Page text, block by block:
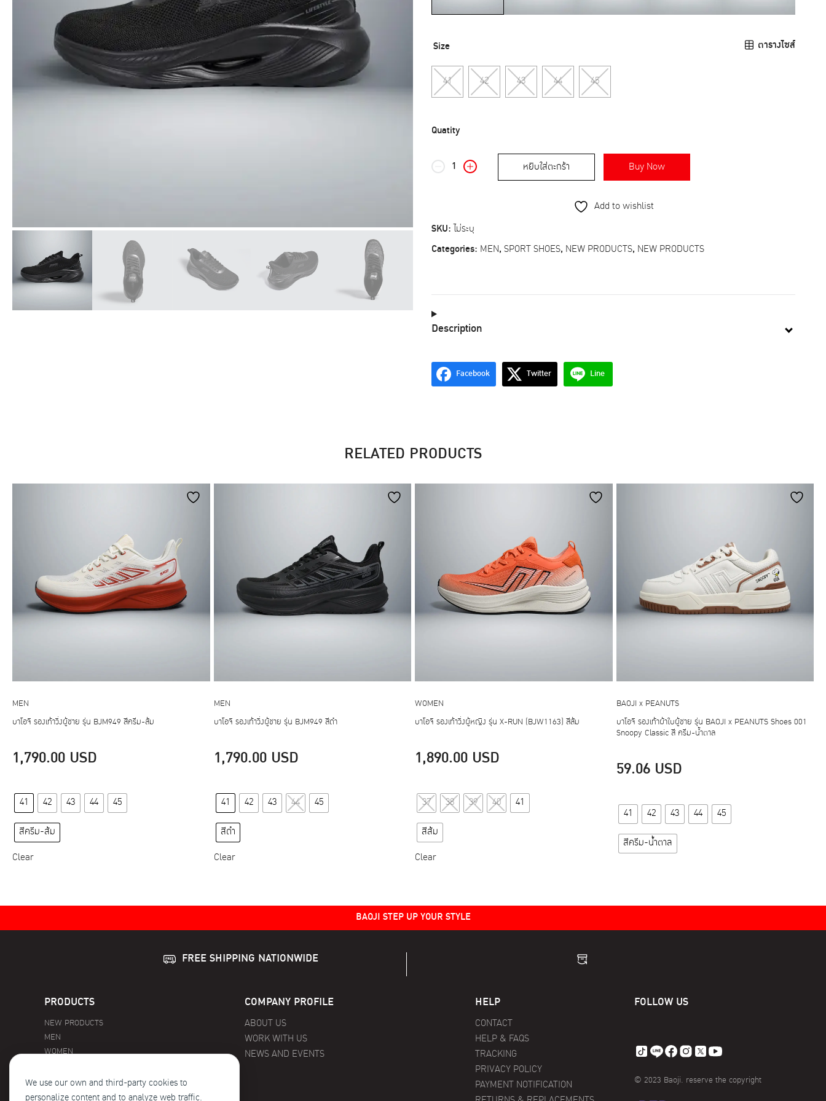
Size
41 42 43 44 45
ตารางไซส์
บา
รุ่น
สีดำ
หยิบใส่ตะกร้า Buy Now
Add to wishlist
SKU: ไม่ระบุ
Categories: MEN, SPORT SHOES, NEW PRODUCTS, NEW PRODUCTS
Description
Facebook Twitter Line
RELATED PRODUCTS
MEN
บาโอจิ รองเท้าวิ่งผู้ชาย รุ่น BJM949 สีครีม-ส้ม
1,790.00 USD
This
product
may
chosen
41 42 43 44 45
สีครีม-ส้ม
Clear
MEN
บาโอจิ รองเท้าวิ่งผู้ชาย รุ่น BJM949 สีดำ
1,790.00 USD
This
product
may
chosen
the
page
41 42 43 44 45
สีดำ
Clear
WOMEN
บาโอจิ รองเท้าวิ่งผู้หญิง รุ่น X-RUN (BJW1163) สีส้ม
1,890.00 USD
This
product
may
chosen
37 38 39 40 41
สีส้ม
Clear
BAOJI x PEANUTS
บาโอจิ รองเท้าผ้าใบผู้ชาย รุ่น BAOJI x PEANUTS Shoes 001
Snoopy Classic สี ครีม-น้ำตาล
59.06 USD
This
product
be
41 42 43 44 45
สีครีม-น้ำตาล
BAOJI STEP UP YOUR STYLE
FREE SHIPPING NATIONWIDE
PRODUCTS
NEW PRODUCTS
MEN
WOMEN
PROMOTIONS
COMPANY PROFILE
ABOUT US
WORK WITH US
NEWS AND EVENTS
HELP
CONTACT
HELP & FAQS
TRACKING
PRIVACY POLICY
PAYMENT NOTIFICATION
FOLLOW US
© 2023 Baoji. reserve the copyright
We use our own and third-party cookies to
personalize content and to analyze web traffic.